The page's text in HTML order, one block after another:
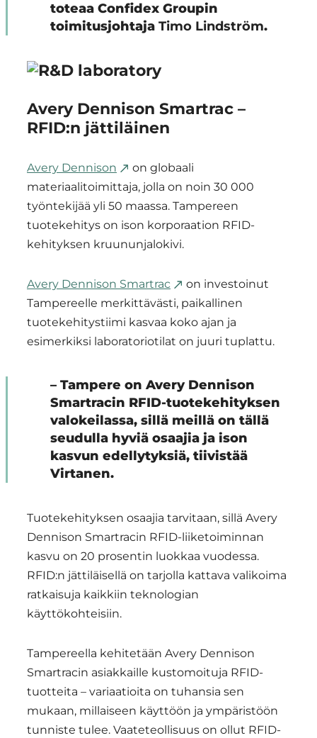
toteaa Confidex Groupin
toimitusjohtaja Timo Lindström.
Avery Dennison Smartrac –
RFID:n jättiläinen
Avery Dennison
on globaali
materiaalitoimittaja, jolla on noin 30 000
työntekijää yli 50 maassa. Tampereen
tuotekehitys on ison korporaation RFID-
kehityksen kruununjalokivi.
Avery Dennison Smartrac
on investoinut
Tampereelle merkittävästi, paikallinen
tuotekehitystiimi kasvaa koko ajan ja
esimerkiksi laboratoriotilat on juuri tuplattu.
– Tampere on Avery Dennison
Smartracin RFID-tuotekehityksen
valokeilassa, sillä meillä on tällä
seudulla hyviä osaajia ja ison
kasvun edellytyksiä, tiivistää
Virtanen.
Tuotekehityksen osaajia tarvitaan, sillä Avery
Dennison Smartracin RFID-liiketoiminnan
kasvu on 20 prosentin luokkaa vuodessa.
RFID:n jättiläisellä on tarjolla kattava valikoima
ratkaisuja kaikkiin teknologian
käyttökohteisiin.
Tampereella kehitetään Avery Dennison
Smartracin asiakkaille kustomoituja RFID-
tuotteita – variaatioita on tuhansia sen
mukaan, millaiseen käyttöön ja ympäristöön
tunniste tulee. Vaateteollisuus on ollut RFID-